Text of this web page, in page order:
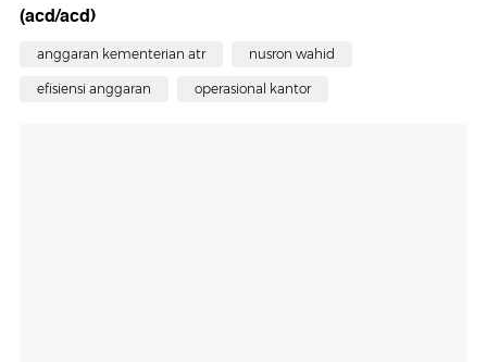
(acd/acd)
anggaran kementerian atr nusron wahid
efisiensi anggaran operasional kantor